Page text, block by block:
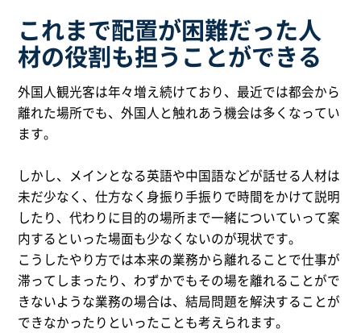
これまで配置が困難だった人
材の役割も担うことができる
外国人観光客は年々増え続けており、最近では都会から
離れた場所でも、外国人と触れあう機会は多くなってい
ます。
しかし、メインとなる英語や中国語などが話せる人材は
未だ少なく、仕方なく身振り手振りで時間をかけて説明
したり、代わりに目的の場所まで一緒についていって案
内するといった場面も少なくないのが現状です。
こうしたやり方では本来の業務から離れることで仕事が
滞ってしまったり、わずかでもその場を離れることがで
きないような業務の場合は、結局問題を解決することが
できなかったりといったことも考えられます。